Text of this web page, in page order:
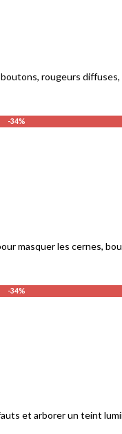
rougeurs
-34%
masquer les cernes,
-34%
et arborer un teint